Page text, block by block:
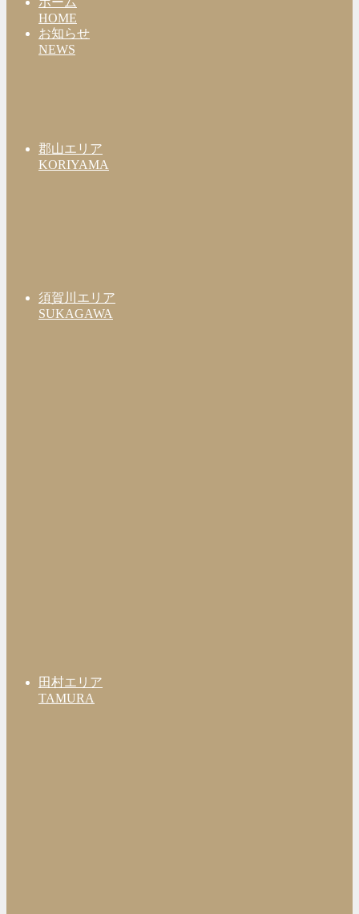
HOME
お知らせ
NEWS
郡山エリア
KORIYAMA
須賀川エリア
SUKAGAWA
田村エリア
TAMURA